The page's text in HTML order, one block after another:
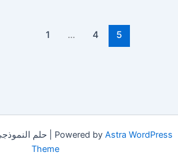
1 … 4 5
Copyright © 2026 حلم النموذجي | Powered by Astra WordPress
Theme